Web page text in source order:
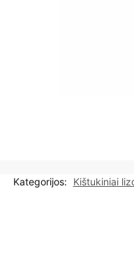
Kategorijos: Kištukiniai